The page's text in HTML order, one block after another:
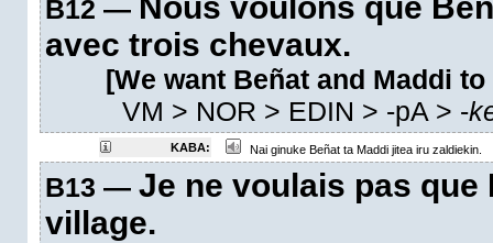
B12 —
avec trois chevaux.
[We want Beñat and Maddi
VM > NOR > EDIN > -pA> -
KABA: Nai ginuke Beñat ta Maddi jitea iru zaldiekin.
B13 — Je ne voulais pas que
village.